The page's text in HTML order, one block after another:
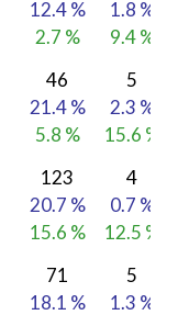
12.4 %
2.7 %
1.8 %
9.4 %
46
21.4 %
5.8 %
5
2.3 %
15.6 %
123
20.7 %
15.6 %
4
0.7 %
12.5 %
71
18.1 %
5
1.3 %